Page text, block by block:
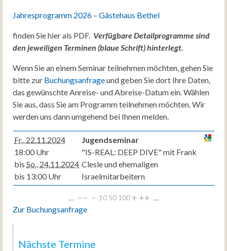
Jahresprogramm 2026 – Gästehaus Bethel
finden Sie hier als PDF. Verfügbare Detailprogramme sind
den jeweiligen Terminen (blaue Schrift) hinterlegt.
Wenn Sie an einem Seminar teilnehmen möchten, gehen Sie
bitte zur Buchungsanfrageund geben Sie dort Ihre Daten,
das gewünschte Anreise- und Abreise-Datum ein. Wählen
Sie aus, dass Sie am Programm teilnehmen möchten. Wir
werden uns dann umgehend bei Ihnen melden.
Fr., 22.11.2024
18:00 Uhr
bis So., 24.11.2024
bis 13:00 Uhr
Jugendseminar
"IS-REAL: DEEP DIVE" mit Frank
Clesle und ehemaligen
Israelmitarbeitern
← −− − 10 50 100 + ++ →
Zur Buchungsanfrage
Nächste Termine